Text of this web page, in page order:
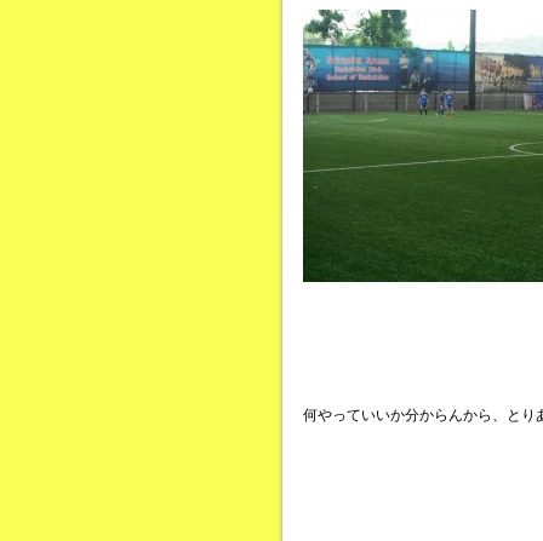
何やっていいか分からんから、とり